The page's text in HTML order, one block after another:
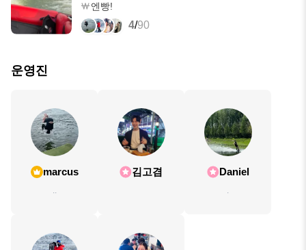
엔빵!
4/90
운영진
marcus
..
김고겸 Daniel
.